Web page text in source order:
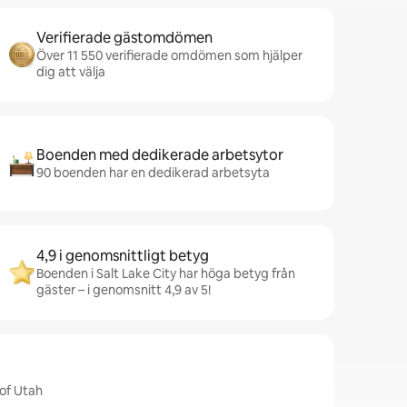
Verifierade gästomdömen
Över 11 550 verifierade omdömen som hjälper
dig att välja
Boenden med dedikerade arbetsytor
90 boenden har en dedikerad arbetsyta
4,9 i genomsnittligt betyg
Boenden i Salt Lake City har höga betyg från
gäster – i genomsnitt 4,9 av 5!
Utah